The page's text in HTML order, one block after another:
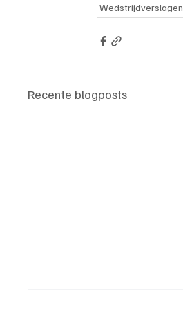
Wedstrijdverslagen
Recente blogposts